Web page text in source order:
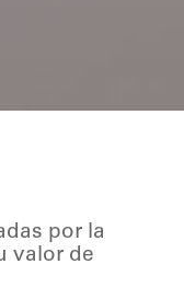
por la
valor de